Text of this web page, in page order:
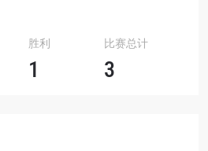
胜利
1
比赛总计
3